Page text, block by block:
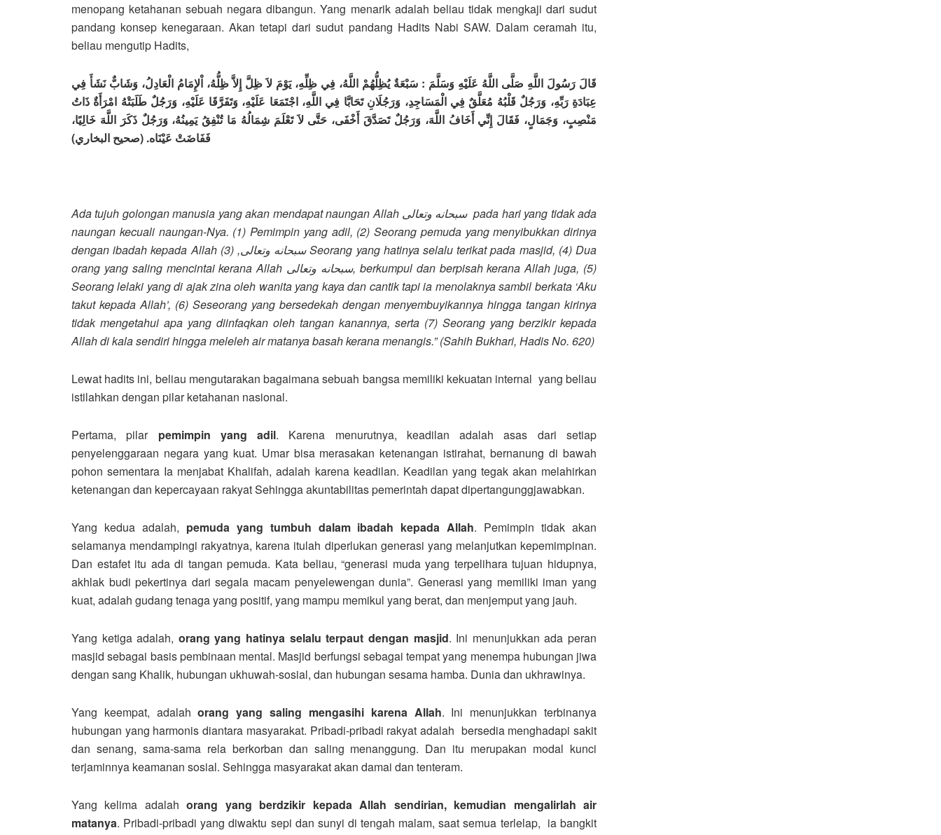
menopang ketahanan sebuah negara dibangun. Yang menarik adalah beliau tidak mengkaji dari sudut
pandang konsep kenegaraan. Akan tetapi dari sudut pandang Hadits Nabi SAW. Dalam ceramah itu,
beliau mengutip Hadits,
قَالَ رَسُولَ اللَّهِ صَلَّى اللَّهُ عَلَيْهِ وَسَلَّمَ : سَبْعَةٌ يُظِلُّهُمْ اللَّهُ، فِي ظِلِّهِ، يَوْمَ لاَ ظِلَّ إِلاَّ ظِلُّهُ، اْلإِمَامُ الْعَادِلُ، وَشَابٌّ نَشَأَ فِي
عِبَادَةِ رَبِّهِ، وَرَجُلٌ قَلْبُهُ مُعَلَّقٌ فِي الْمَسَاجِدِ، وَرَجُلَانِ تَحَابَّا فِي اللَّهِ، اجْتَمَعَا عَلَيْهِ، وَتَفَرَّقَا عَلَيْهِ، وَرَجُلٌ طَلَبَتْهُ امْرَأَةٌ ذَاتُ
مَنْصِبٍ، وَجَمَالٍ، فَقَالَ إِنِّي أَخَافُ اللَّهَ، وَرَجُلٌ تَصَدَّقَ أَخْفَى، حَتَّى لاَ تَعْلَمَ شِمَالُهُ مَا تُنْفِقُ يَمِينُهُ، وَرَجُلٌ ذَكَرَ اللَّهَ خَالِيًا،
فَفَاضَتْ عَيْنَاه. (صحيح البخاري)
Ada tujuh golongan manusia yang akan mendapat naungan Allah سبحانه وتعالىpada hari yang tidak ada
naungan kecuali naungan-Nya. (1) Pemimpin yang adil, (2) Seorang pemuda yang menyibukkan dirinya
dengan ibadah kepada Allah
سبحانه وتعالى, (
3
) Seorang yang hatinya selalu terikat pada masjid, (4) Dua
orang yang saling mencintai kerana Allah سبحانه وتعالى, berkumpul dan berpisah kerana Allah juga, (5)
Seorang lelaki yang di ajak zina oleh wanita yang kaya dan cantik tapi ia menolaknya sambil berkata ‘Aku
takut kepada Allah’, (6) Seseorang yang bersedekah dengan menyembuyikannya hingga tangan kirinya
tidak mengetahui apa yang diinfaqkan oleh tangan kanannya, serta (7) Seorang yang berzikir kepada
Allah di kala sendiri hingga meleleh air matanya basah kerana menangis.” (Sahih Bukhari, Hadis No. 620)
Lewat hadits ini, beliau mengutarakan bagaimana sebuah bangsa memiliki kekuatan internal yang beliau
istilahkan dengan pilar ketahanan nasional.
Pertama, pilar pemimpin yang adil. Karena menurutnya, keadilan adalah asas dari setiap
penyelenggaraan negara yang kuat. Umar bisa merasakan ketenangan istirahat, bernanung di bawah
pohon sementara Ia menjabat Khalifah, adalah karena keadilan. Keadilan yang tegak akan melahirkan
ketenangan dan kepercayaan rakyat Sehingga akuntabilitas pemerintah dapat dipertangunggjawabkan.
Yang kedua adalah, pemuda yang tumbuh dalam ibadah kepada Allah. Pemimpin tidak akan
selamanya mendampingi rakyatnya, karena itulah diperlukan generasi yang melanjutkan kepemimpinan.
Dan estafet itu ada di tangan pemuda. Kata beliau, “generasi muda yang terpelihara tujuan hidupnya,
akhlak budi pekertinya dari segala macam penyelewengan dunia”. Generasi yang memiliki iman yang
kuat, adalah gudang tenaga yang positif, yang mampu memikul yang berat, dan menjemput yang jauh.
Yang ketiga adalah, orang yang hatinya selalu terpaut dengan masjid. Ini menunjukkan ada peran
masjid sebagai basis pembinaan mental. Masjid berfungsi sebagai tempat yang menempa hubungan jiwa
dengan sang Khalik, hubungan ukhuwah-sosial, dan hubungan sesama hamba. Dunia dan ukhrawinya.
Yang keempat, adalahorang yang saling mengasihi karena Allah. Ini menunjukkan terbinanya
hubungan yang harmonis diantara masyarakat. Pribadi-pribadi rakyat adalah bersedia menghadapi sakit
dan senang, sama-sama rela berkorban dan saling menanggung. Dan itu merupakan modal kunci
terjaminnya keamanan sosial. Sehingga masyarakat akan damai dan tenteram.
Yang kelima adalahorang yang berdzikir kepada Allah sendirian, kemudian mengalirlah air
matanya. Pribadi-pribadi yang diwaktu sepi dan sunyi di tengah malam, saat semua terlelap, ia bangkit